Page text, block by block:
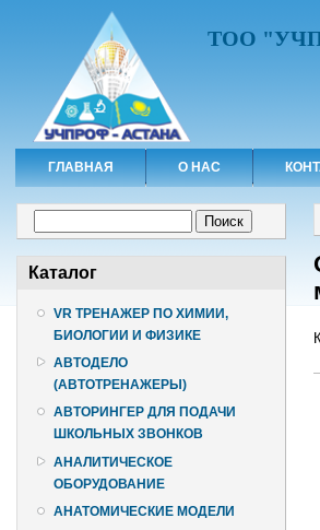
ТОО
ГЛАВНАЯ О НАС
Каталог
VR ТРЕНАЖЕР ПО ХИМИИ,
БИОЛОГИИ И ФИЗИКЕ
АВТОДЕЛО
(АВТОТРЕНАЖЕРЫ)
АВТОРИНГЕР ДЛЯ ПОДАЧИ
ШКОЛЬНЫХ ЗВОНКОВ
АНАЛИТИЧЕСКОЕ
ОБОРУДОВАНИЕ
АНАТОМИЧЕСКИЕ МОДЕЛИ